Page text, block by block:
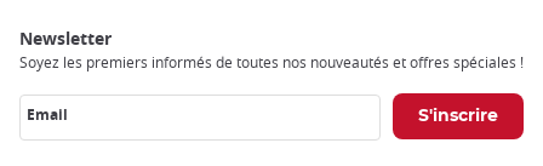
Newsletter
Soyez les premiers informés de toutes nos nouveautés et offres spéciales !
Email